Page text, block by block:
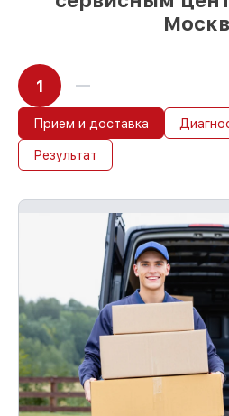
1
Прием и доставка
Результат